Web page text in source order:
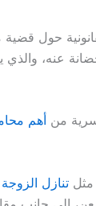
حول
عنه،
من أهم
تنازل